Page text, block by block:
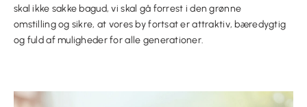
skal ikke sakke bagud, vi skal gå forrest i den grønne
omstillingog sikre, at vores by fortsat er attraktiv, bæredygtig
og fuld af muligheder for alle generationer.